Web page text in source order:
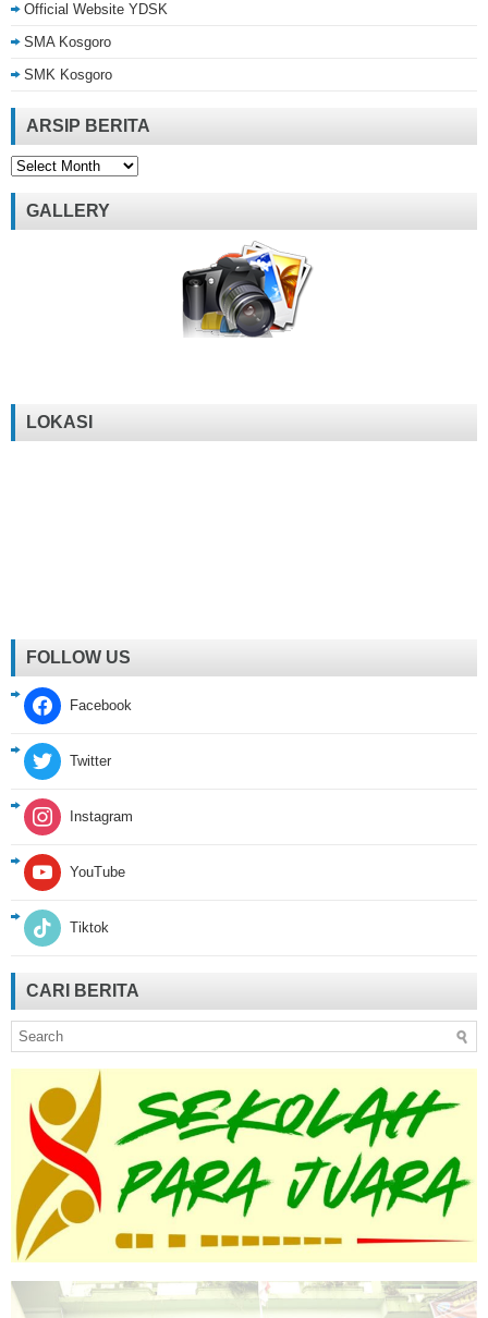
Official Website YDSK
SMA Kosgoro
SMK Kosgoro
ARSIP BERITA
Arsip
Berita
GALLERY
LOKASI
FOLLOW US
Facebook
Twitter
Instagram
YouTube
Tiktok
CARI BERITA